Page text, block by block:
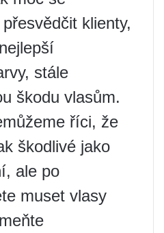
klienty,
stále
škodu vlasům.
říci, že
škodlivé jako
ale po
muset vlasy